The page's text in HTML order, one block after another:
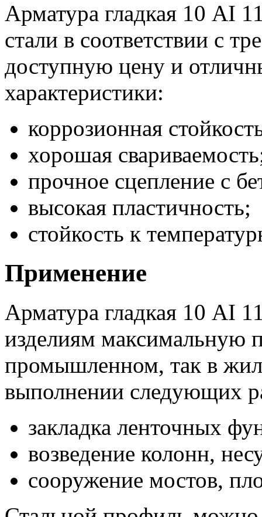
Арматура гладкая 10 АI
стали в соответствии с
доступную цену и
характеристики:
коррозионная
хорошая
прочное сцепление с
высокая пластичность;
стойкость к
Применение
Арматура гладкая 10 АI
изделиям максимальную
промышленном, так в
выполнении следующих
закладка ленточных
возведение колонн,
сооружение мостов,